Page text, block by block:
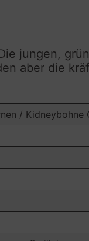
jungen,
aber die
/ Kidneybohne
Für